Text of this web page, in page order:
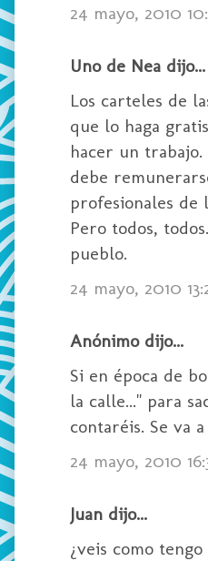
24 mayo, 2010
Uno de Nea dijo...
Los carteles de
que lo haga
hacer un
debe
profesionales de
Pero todos,
pueblo.
24 mayo, 2010
Anónimo dijo...
Si en época de
la calle..." para
contaréis. Se va
24 mayo, 2010
Juan dijo...
¿veis como